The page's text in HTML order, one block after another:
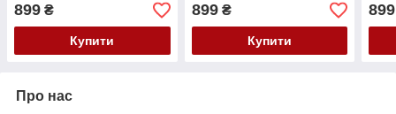
899 ₴
Купити
899₴
Купити
899
Про нас